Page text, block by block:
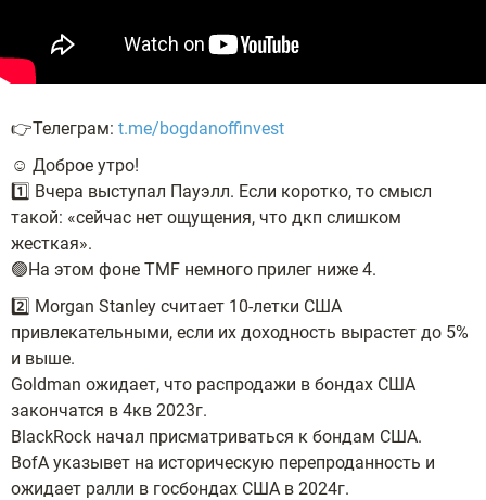
👉Телеграм: t.me/bogdanoffinvest
☺️ Доброе утро!
1️⃣ Вчера выступал Пауэлл. Если коротко, то смысл
такой: «сейчас нет ощущения, что дкп слишком
жесткая».
🟢На этом фоне TMF немного прилег ниже 4.
2️⃣ Morgan Stanley считает 10-летки США
привлекательными, если их доходность вырастет до 5%
и выше.
Goldman ожидает, что распродажи в бондах США
закончатся в 4кв 2023г.
BlackRock начал присматриваться к бондам США.
BofA указывет на историческую перепроданность и
ожидает ралли в госбондах США в 2024г.